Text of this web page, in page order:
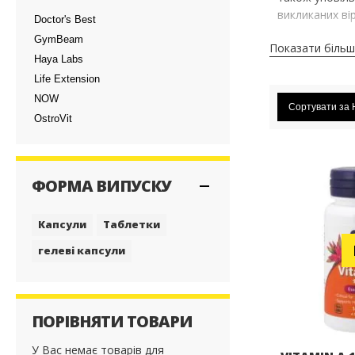
викликаних
Люди з
вітаміном А
місцеве
цьому
Похідні
шкіру від
поліпшенні
Крім того,
зміцнює
Показати
Сортувати за
Doctor's Best
GymBeam
Haya Labs
Life Extension
NOW
OstroVit
ФОРМА ВИПУСКУ
Капсули
Таблетки
гелеві капсули
ПОРІВНЯТИ ТОВАРИ
У Вас немає товарів для